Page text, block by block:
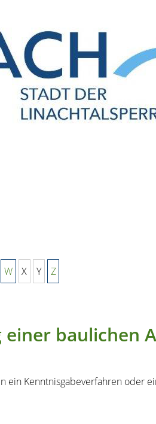
W X Y Z
baulichen
Kenntnisgabeverfahren oder